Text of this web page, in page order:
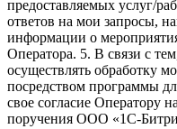
предоставляемых услуг/
ответов на мои запросы,
информации о
Оператора. 5. В связи с
осуществлять обработку
посредством программы
свое согласие Оператору
поручения ООО «1С-